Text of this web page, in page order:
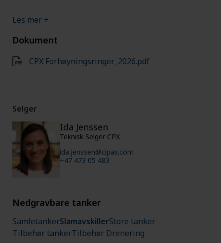
Les mer +
Dokument
CPX Forhøyningsringer_2026.pdf
Selger
Ida Jenssen
Teknisk Selger CPX
ida.jenssen@cipax.com
+47 473 05 483
Nedgravbare tanker
SamletankerSlamavskillerStore tanker
Tilbehør tankerTilbehør Drenering